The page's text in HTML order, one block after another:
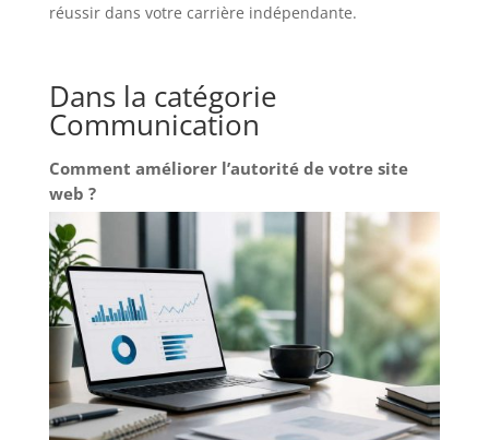
réussir dans votre carrière indépendante.
Dans la catégorie
Communication
Comment améliorer l’autorité de votre site
web ?